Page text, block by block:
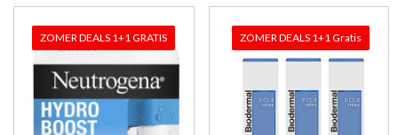
ZOMER DEALS 1+1 GRATIS ZOMER DEALS 1+1 Gratis